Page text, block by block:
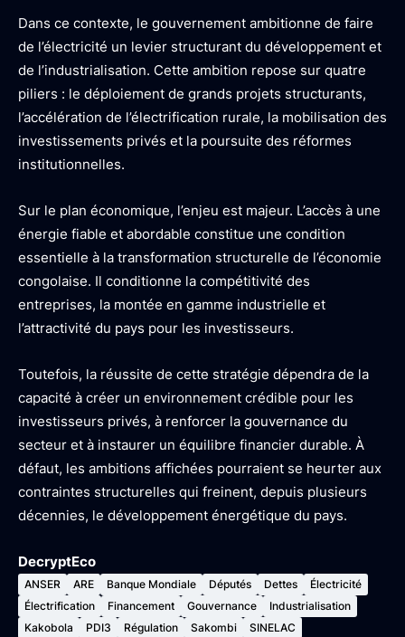
Dans ce contexte, le gouvernement ambitionne de faire
de l’électricité un levier structurant du développement et
de l’industrialisation. Cette ambition repose sur quatre
piliers : le déploiement de grands projets structurants,
l’accélération de l’électrification rurale, la mobilisation des
investissements privés et la poursuite des réformes
institutionnelles.
Sur le plan économique, l’enjeu est majeur. L’accès à une
énergie fiable et abordable constitue une condition
essentielle à la transformation structurelle de l’économie
congolaise. Il conditionne la compétitivité des
entreprises, la montée en gamme industrielle et
l’attractivité du pays pour les investisseurs.
Toutefois, la réussite de cette stratégie dépendra de la
capacité à créer un environnement crédible pour les
investisseurs privés, à renforcer la gouvernance du
secteur et à instaurer un équilibre financier durable. À
défaut, les ambitions affichées pourraient se heurter aux
contraintes structurelles qui freinent, depuis plusieurs
décennies, le développement énergétique du pays.
DecryptEco
ANSER ARE Banque Mondiale Députés Dettes
Électricité
Électrification
Financement Gouvernance
Industrialisation
Kakobola
PDI3 Régulation Sakombi SINELAC